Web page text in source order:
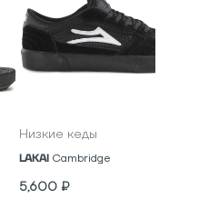
Низкие кеды
LAKAI Cambridge
5,600 ₽